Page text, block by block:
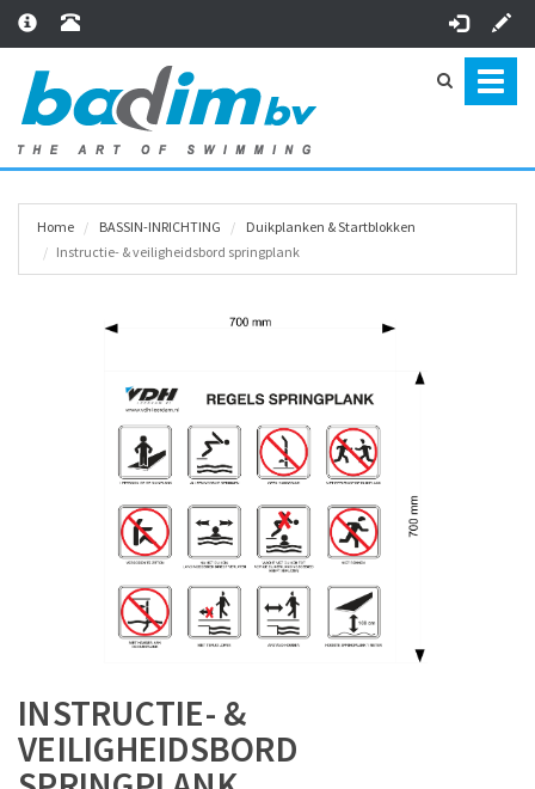
Home BASSIN-INRICHTING
Duikplanken & Startblokken
Instructie- & veiligheidsbord springplank
INSTRUCTIE- &
VEILIGHEIDSBORD